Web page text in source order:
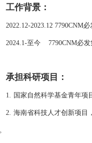
工作背景 ：
2022.12-2023.12 7790CNM
2024.1-至今 7790CNM必
承担科研项目：
1. 国家自然科学基金青年项
2. 海南省科技人才创新项目，